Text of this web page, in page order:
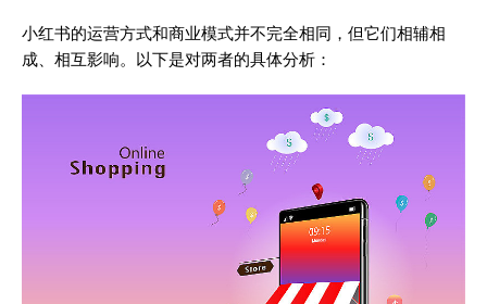
小红书的运营方式和商业模式并不完全相同，但它们相辅相
成、相互影响。以下是对两者的具体分析：